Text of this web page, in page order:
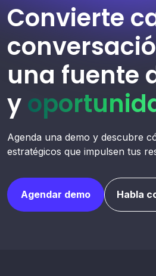
Convierte
una fuente
y
Agenda una demo y descubre
estratégicos que impulsen tus
Agendar demo Habla